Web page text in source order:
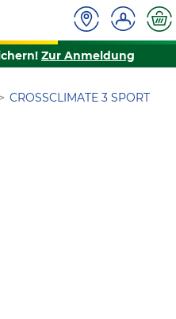
Zur Anmeldung
CROSSCLIMATE 3 SPORT